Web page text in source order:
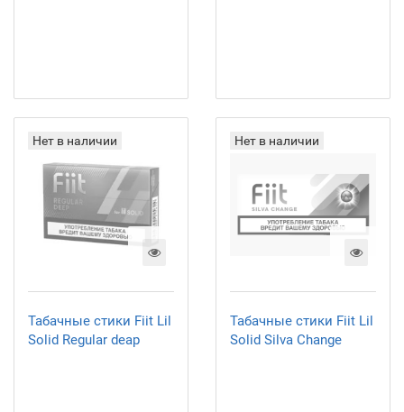
Нет в наличии
Табачные стики Fiit Lil
Solid Regular deap
Нет в наличии
Табачные стики Fiit Lil
Solid Silva Change